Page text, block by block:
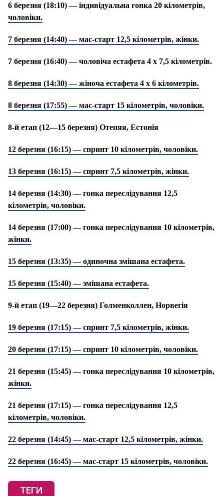
6 березня (18:10) — індивідуальна гонка 20 кілометрів,
чоловіки.
7 березня (14:40) — мас-старт 12,5 кілометрів, жінки.
7 березня (16:40) — чоловіча естафета 4 х 7,5 кілометрів.
8 березня (14:30) — жіноча естафета 4 х 6 кілометрів.
8 березня (17:55) — мас-старт 15 кілометрів, чоловіки.
8-й етап (12—15 березня) Отепяя, Естонія
12 березня (16:15) — спринт 10 кілометрів, чоловіки.
13 березня (16:15) — спринт 7,5 кілометрів, жінки.
14 березня (14:30) — гонка переслідування 12,5
кілометрів, чоловіки.
14 березня (17:00) — гонка переслідування 10 кілометрів,
жінки.
15 березня (13:35) — одиночна змішана естафета.
15 березня (15:40) — змішана естафета.
9-й етап (19—22 березня) Голменколлен, Норвегія
19 березня (17:15) — спринт 7,5 кілометрів, жінки.
20 березня (17:15) — спринт 10 кілометрів, чоловіки.
21 березня (15:45) — гонка переслідування 10 кілометрів,
жінки.
21 березня (17:15) — гонка переслідування 12,5
кілометрів, чоловіки.
22 березня (14:45) — мас-старт 12,5 кілометрів, жінки.
22 березня (16:45) — мас-старт 15 кілометрів, чоловіки.
ТЕГИ